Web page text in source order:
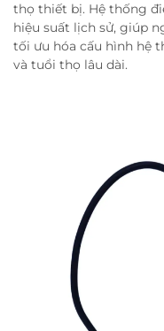
thọ thiết bị. Hệ thống
hiệu suất lịch sử, giúp
tối ưu hóa cấu hình hệ
và tuổi thọ lâu dài.